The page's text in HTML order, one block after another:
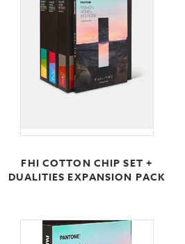
FHI COTTON CHIP SET +
DUALITIES EXPANSION PACK